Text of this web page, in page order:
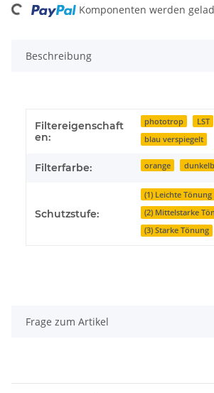
Komponenten werden
Beschreibung
Filtereigenschaft
en:
phototrop
LST
blau verspiegelt
Filterfarbe: orange
Schutzstufe:
(1) Leichte Tönung
(2) Mittelstarke
(3) Starke Tönung
Frage zum Artikel